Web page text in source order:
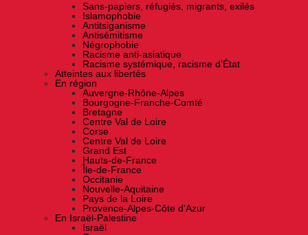
Sans-papiers, réfugiés, migrants, exilés
Islamophobie
Antitsiganisme
Antisémitisme
Négrophobie
Racisme anti-asiatique
Racisme systémique, racisme d'État
Atteintes aux libertés
En région
Auvergne-Rhône-Alpes
Bourgogne-Franche-Comté
Bretagne
Centre Val de Loire
Corse
Centre Val de Loire
Grand Est
Hauts-de-France
Île-de-France
Occitanie
Nouvelle-Aquitaine
Pays de la Loire
Provence-Alpes-Côte d'Azur
En Israël-Palestine
Israël